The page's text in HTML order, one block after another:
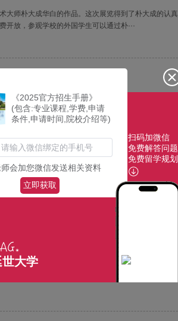
大师朴大成华白的作品。这次展览得到了朴大成的认
放，参观学校的外国学生可以通过朴···
”协议
Quantum计划的谅解备忘录（MOU）。该协议是
合作。协议的主要内容是 ▲ 支持量子算法···
令营”
、7日、9日为中、中、高中生及其家长举办为期三天
征文比赛。通过各种讲座，他们不仅···
”圆满结束
雄总统）E²GEE实验室和高丽大学（金东元校长）
从每所大学选出的9支队伍参加了本次创···
《2025官方招生手册》
(包含:专业课程,学费,申请
条件,申请时间,院校介绍等)
会加您微信发送相关资料
立即获取
世大学
扫码加微信
免费解答问题
免费留学规划